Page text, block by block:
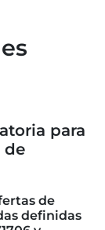
para
de
de
definidas